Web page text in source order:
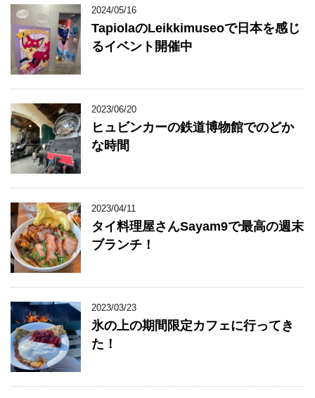
2024/05/16
TapiolaのLeikkimuseoで日本を感じ
るイベント開催中
2023/06/20
ヒュビンカーの鉄道博物館でのどか
な時間
2023/04/11
タイ料理屋さんSayam9で最高の週末
ブランチ！
2023/03/23
氷の上の期間限定カフェに行ってき
た！